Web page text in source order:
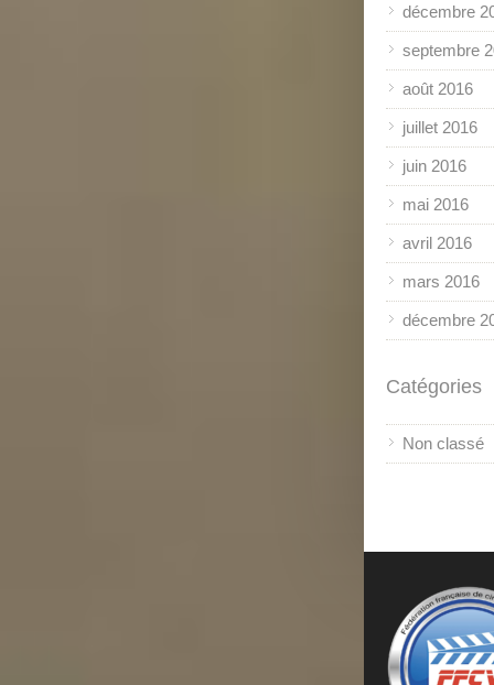
décembre
septembre
août 2016
juillet 2016
juin 2016
mai 2016
avril 2016
mars 2016
décembre
Catégories
Non classé